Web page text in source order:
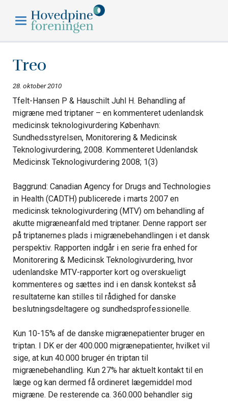
Treo
28. oktober 2010
Tfelt-Hansen P & Hauschilt Juhl H. Behandling af
migræne med triptaner – en kommenteret udenlandsk
medicinsk teknologivurdering København:
Sundhedsstyrelsen, Monitorering & Medicinsk
Teknologivurdering, 2008. Kommenteret Udenlandsk
Medicinsk Teknologivurdering 2008; 1(3)
Baggrund: Canadian Agency for Drugs and Technologies
in Health (CADTH) publicerede i marts 2007 en
medicinsk teknologivurdering (MTV) om behandling af
akutte migræneanfald med triptaner. Denne rapport ser
på triptanernes plads i migrænebehandlingen i et dansk
perspektiv. Rapporten indgår i en serie fra enhed for
Monitorering & Medicinsk Teknologivurdering, hvor
udenlandske MTV-rapporter kort og overskueligt
kommenteres og sættes ind i en dansk kontekst så
resultaterne kan stilles til rådighed for danske
beslutningsdeltagere og sundhedsprofessionelle.
Kun 10-15% af de danske migrænepatienter bruger en
triptan. I DK er der 400.000 migrænepatienter, hvilket vil
sige, at kun 40.000 bruger én triptan til
migrænebehandling. Kun 27% har aktuelt kontakt til en
læge og kan dermed få ordineret lægemiddel mod
migræne. De resterende ca. 360.000 behandler sig